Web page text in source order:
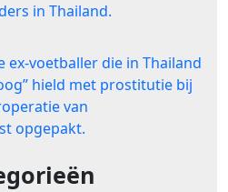
in Thailand.
ex-voetballer die in Thailand
hield met prostitutie bij
van
opgepakt.